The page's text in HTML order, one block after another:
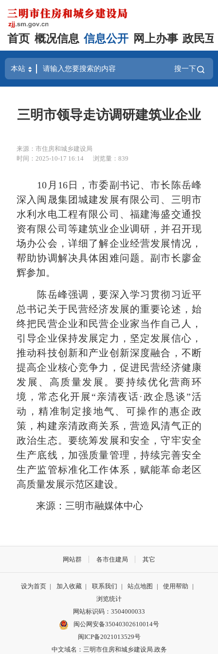
首页 概况信息 信息公开 网上办事 政民
搜一下
三明市领导走访调研建筑业企业
来源：市住房和城乡建设局
时间：2025-10-17 16:14
浏览量：839
10月16日，市委副书记、市长陈岳峰
深入闽晟集团城建发展有限公司、三明市
水利水电工程有限公司、福建海盛交通投
资有限公司等建筑业企业调研，并召开现
场办公会，详细了解企业经营发展情况，
帮助协调解决具体困难问题。副市长廖金
辉参加。
陈岳峰强调，要深入学习贯彻习近平
总书记关于民营经济发展的重要论述，始
终把民营企业和民营企业家当作自己人，
引导企业保持发展定力，坚定发展信心，
推动科技创新和产业创新深度融合，不断
提高企业核心竞争力，促进民营经济健康
发展、高质量发展。要持续优化营商环
境，常态化开展“亲清夜话·政企恳谈”活
动，精准制定接地气、可操作的惠企政
策，构建亲清政商关系，营造风清气正的
政治生态。要统筹发展和安全，守牢安全
生产底线，加强质量管理，持续完善安全
生产监管标准化工作体系，赋能革命老区
高质量发展示范区建设。
来源：三明市融媒体中心
网站群 各市住建局 其它
设为首页 | 加入收藏 | 联系我们 | 站点地图 | 使用帮助
|
浏览统计
网站标识码：3504000033
闽公网安备35040302610014号
闽ICP备2021013529号
中文域名：三明市住房和城乡建设局.政务